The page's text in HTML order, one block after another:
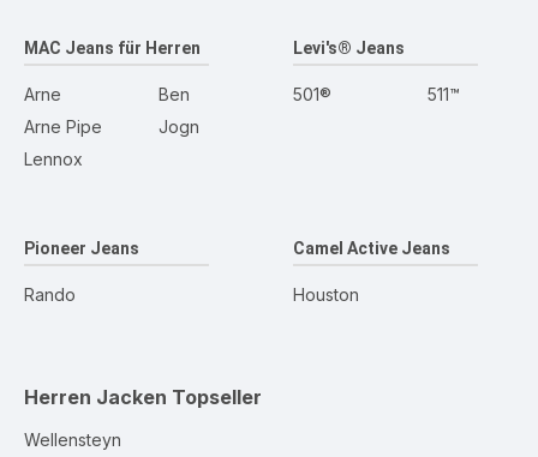
MAC Jeans für Herren
Arne
Arne Pipe
Lennox
Ben
Jogn
Levi's® Jeans
501® 511™
Pioneer Jeans
Rando
Camel Active Jeans
Houston
Herren Jacken Topseller
Wellensteyn